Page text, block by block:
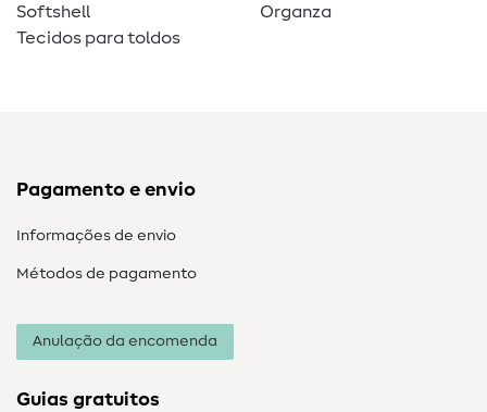
Softshell
Tecidos para toldos
Organza
Pagamento e envio
Informações de envio
Métodos de pagamento
Anulação da encomenda
Guias gratuitos